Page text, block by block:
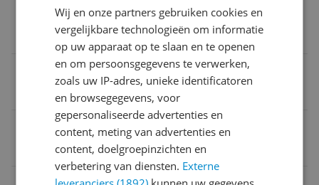
Materiaalbeschrijving
100% katoen
Verpakking lengte
Maatcollectie
Herfst/Winter
Wij en onze partners gebruiken cookies en
vergelijkbare technologieën om informatie
op uw apparaat op te slaan en te openen
en om persoonsgegevens te verwerken,
zoals uw IP-adres, unieke identificatoren
en browsegegevens, voor
gepersonaliseerde advertenties en
content, meting van advertenties en
content, doelgroepinzichten en
verbetering van diensten. Externe